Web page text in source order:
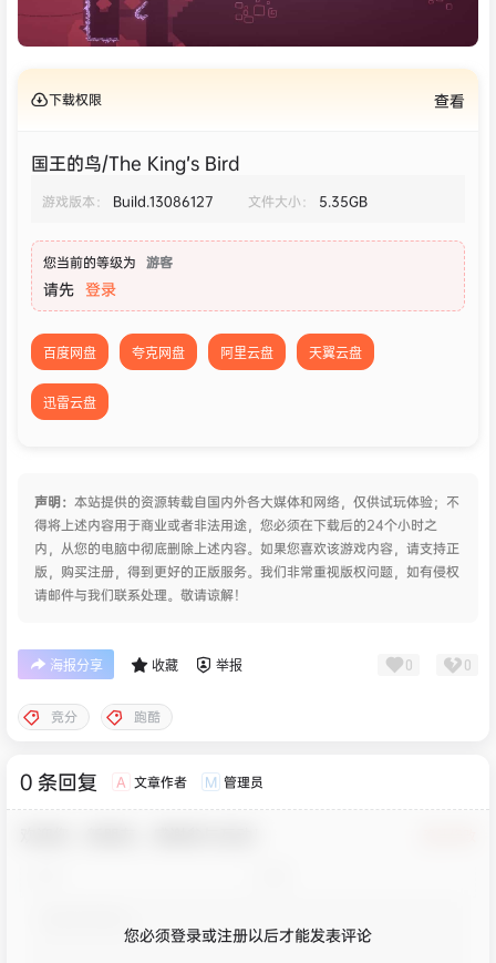
下载权限 查看
国王的鸟/The King’s Bird
游戏版本： Build.13086127 文件大小： 5.35GB
您当前的等级为 游客
请先 登录
百度网盘 夸克网盘 阿里云盘 天翼云盘
迅雷云盘
声明： 本站提供的资源转载自国内外各大媒体和网络，仅供试玩体验；不
得将上述内容用于商业或者非法用途，您必须在下载后的24个小时之
内，从您的电脑中彻底删除上述内容。如果您喜欢该游戏内容，请支持正
版，购买注册，得到更好的正版服务。我们非常重视版权问题，如有侵权
请邮件与我们联系处理。敬请谅解！
海报分享 收藏 举报 0 0
竞分 跑酷
0 条回复 A 文章作者 M 管理员
您必须登录或注册以后才能发表评论